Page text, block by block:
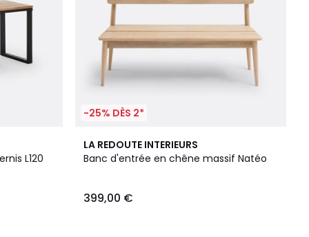
L120
-25% DÈS 2*
LA REDOUTE INTERIEURS
Banc d'entrée en chêne massif Natéo
399,00 €
4,7
/ 5